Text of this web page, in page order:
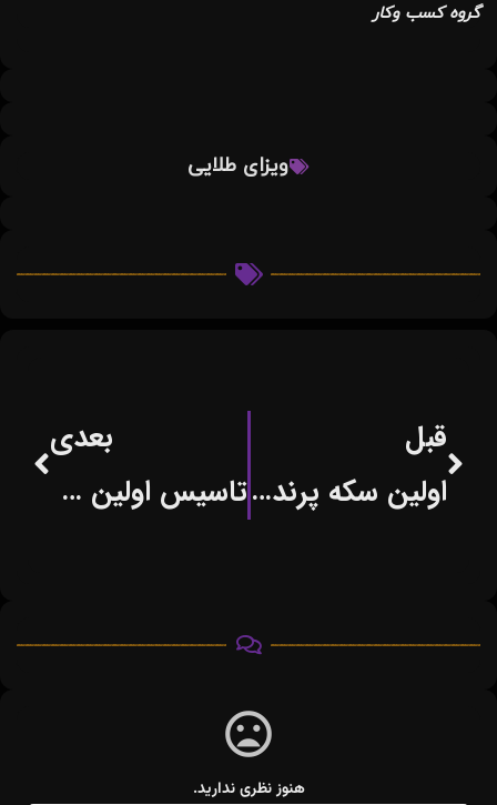
گروه کسب وکار
ویزای طلایی
قبل
اولین سکه پرنده جهان تولید شد
بعدی
تاسیس اولین جنگل تعاونی در بلژیک
هنوز نظری ندارید.